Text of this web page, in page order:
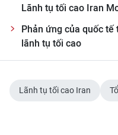
Lãnh tụ tối cao Iran
Phản ứng của quốc
lãnh tụ tối cao
Lãnh tụ tối cao Iran